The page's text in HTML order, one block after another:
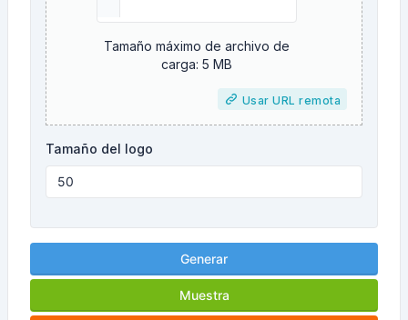
Tamaño máximo de archivo de
carga: 5 MB
Usar URL remota
Tamaño del logo
Generar
Muestra